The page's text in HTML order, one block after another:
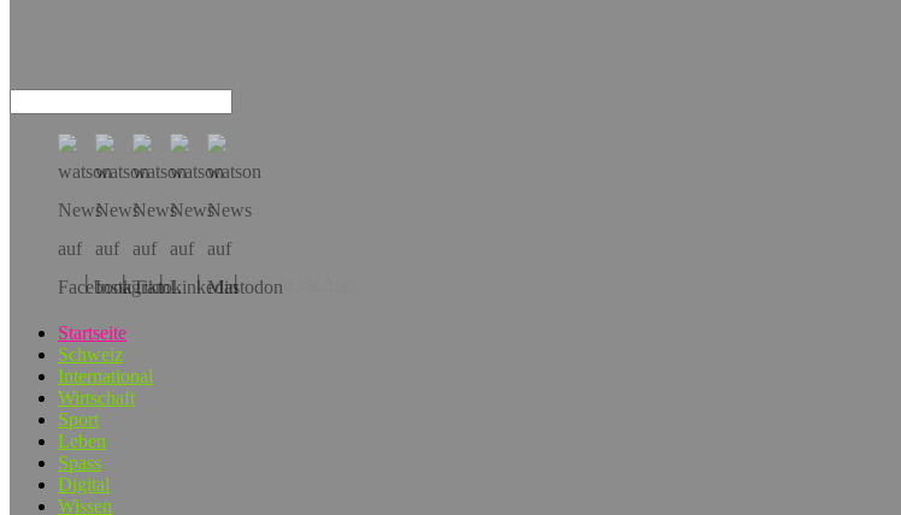
Hol dir die App!
Startseite
Schweiz
International
Wirtschaft
Sport
Leben
Spass
Digital
Wissen